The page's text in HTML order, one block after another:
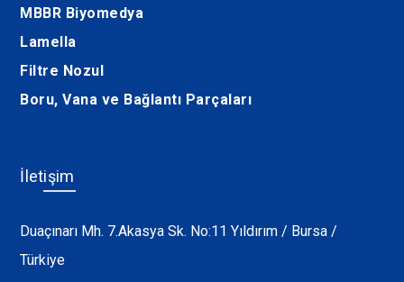
MBBR Biyomedya
Lamella
Filtre Nozul
Boru, Vana ve Bağlantı Parçaları
İletişim
Duaçınarı Mh. 7.Akasya Sk. No:11 Yıldırım / Bursa /
Türkiye